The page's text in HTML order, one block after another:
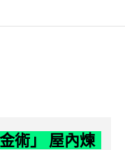
術」 屋內煉